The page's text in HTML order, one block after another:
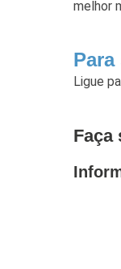
melhor
Ligue
Faça